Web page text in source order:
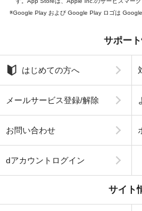
Google Play および Google Play ロゴは Google
サポー
はじめての方へ
メールサービス登録/解除
お問い合わせ
dアカウントログイン
サイト